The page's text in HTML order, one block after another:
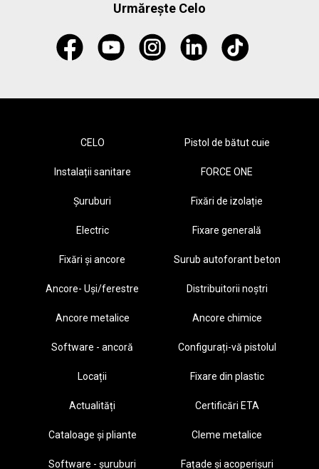
Urmărește Celo
CELO Pistol de bătut cuie
Instalații sanitare FORCE ONE
Șuruburi Fixări de izolație
Electric Fixare generală
Fixări și ancore Surub autoforant beton
Ancore- Uși/ferestre Distribuitorii noștri
Ancore metalice Ancore chimice
Software - ancoră Configurați-vă pistolul
Locații Fixare din plastic
Actualități Certificări ETA
Cataloage și pliante Cleme metalice
Software - șuruburi Fațade și acoperișuri